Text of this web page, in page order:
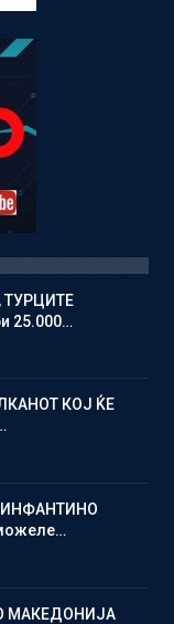
ТУРЦИТЕ
25.000…
КОЈ ЌЕ
ИНФАНТИНО
МАКЕДОНИЈА